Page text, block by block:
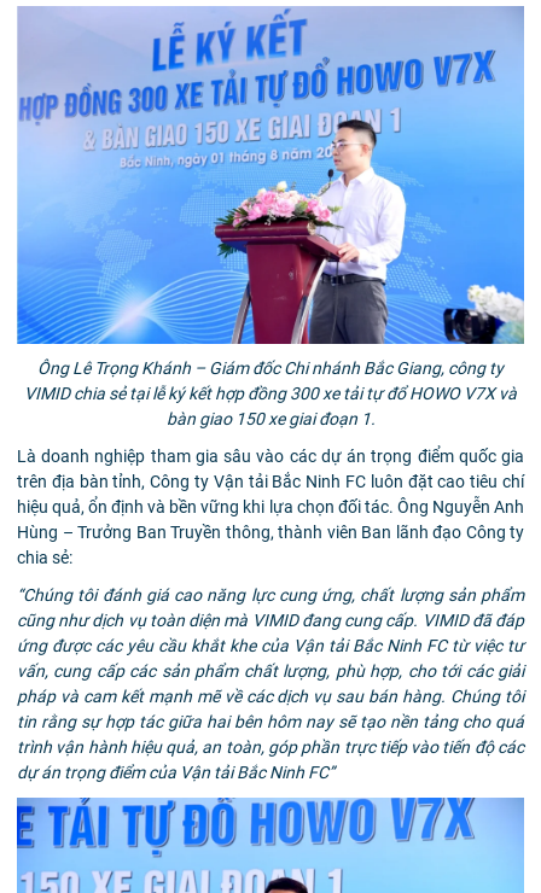
Ông Lê Trọng Khánh – Giám đốc Chi nhánh Bắc Giang, công ty
VIMID chia sẻ tại lễ ký kết hợp đồng 300 xe tải tự đổ HOWO V7X và
bàn giao 150 xe giai đoạn 1.
Là doanh nghiệp tham gia sâu vào các dự án trọng điểm quốc gia
trên địa bàn tỉnh, Công ty Vận tải Bắc Ninh FC luôn đặt cao tiêu chí
hiệu quả, ổn định và bền vững khi lựa chọn đối tác. Ông Nguyễn Anh
Hùng – Trưởng Ban Truyền thông, thành viên Ban lãnh đạo Công ty
chia sẻ:
“Chúng tôi đánh giá cao năng lực cung ứng, chất lượng sản phẩm
cũng như dịch vụ toàn diện mà VIMID đang cung cấp. VIMID đã đáp
ứng được các yêu cầu khắt khe của Vận tải Bắc Ninh FC từ việc tư
vấn, cung cấp các sản phẩm chất lượng, phù hợp, cho tới các giải
pháp và cam kết mạnh mẽ về các dịch vụ sau bán hàng. Chúng tôi
tin rằng sự hợp tác giữa hai bên hôm nay sẽ tạo nền tảng cho quá
trình vận hành hiệu quả, an toàn, góp phần trực tiếp vào tiến độ các
dự án trọng điểm của Vận tải Bắc Ninh FC”